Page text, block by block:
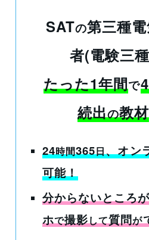
SATの第三種
者(電験三
たった1年間で
続出の教材
24時間365日、オン
可能！
分からないところ
ホで撮影して質問が